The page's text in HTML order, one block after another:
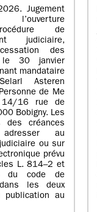
Jugement
l’ouverture
de
judiciaire,
des
le 30 janvier
mandataire
Asteren
de Me
14/16 rue de
Bobigny. Les
des créances
au
ou sur
prévu
L. 814–2 et
du code de
les deux
au